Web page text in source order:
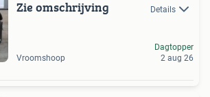
Zie omschrijving Details
Vroomshoop
Dagtopper
2 aug 26